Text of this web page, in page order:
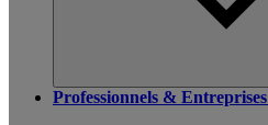
Professionnels & Entreprises